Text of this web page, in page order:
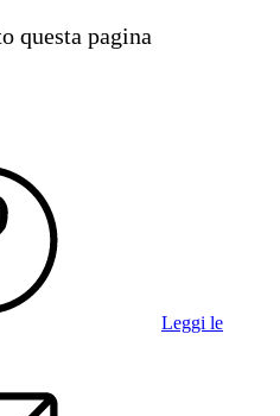
questa pagina
Leggi le